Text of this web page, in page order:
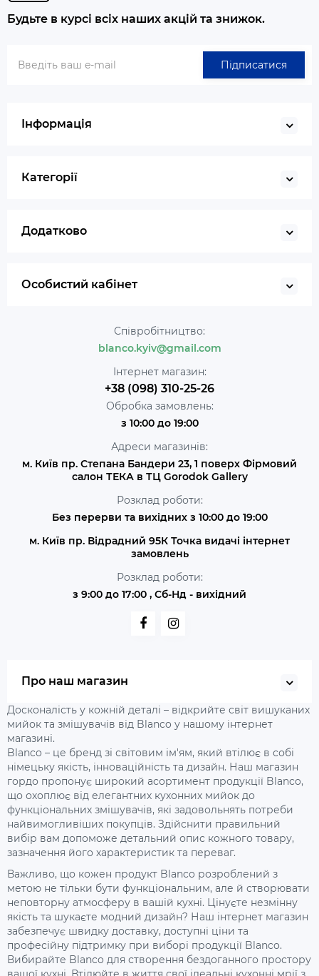
Будьте в курсі всіх наших акцій та знижок.
Підписатися
Інформація
Категорії
Додатково
Особистий кабінет
Співробітництво:
blanco.kyiv@gmail.com
Інтернет магазин:
+38 (098) 310-25-26
Обробка замовлень:
з 10:00 до 19:00
Адреси магазинів:
м. Київ пр. Степана Бандери 23, 1 поверх Фірмовий
салон ТЕКА в ТЦ Gorodok Gallery
Розклад роботи:
Без перерви та вихідних з 10:00 до 19:00
м. Київ пр. Відрадний 95К Точка видачі інтернет
замовлень
Розклад роботи:
з 9:00 до 17:00 , Сб-Нд - вихідний
Про наш магазин
Досконалість у кожній деталі – відкрийте світ вишуканих
мийок та змішувачів від Blanco у нашому інтернет
магазині.
Blanco – це бренд зі світовим ім'ям, який втілює в собі
німецьку якість, інноваційність та дизайн. Наш магазин
гордо пропонує широкий асортимент продукції Blanco,
що охоплює від елегантних кухонних мийок до
функціональних змішувачів, які задовольнять потреби
найвимогливіших покупців. Здійснити правильний
вибір вам допоможе детальний опис кожного товару,
зазначення його характеристик та переваг.
Важливо, що кожен продукт Blanco розроблений з
метою не тільки бути функціональним, але й створювати
неповторну атмосферу в вашій кухні. Цінуєте незмінну
якість та шукаєте модний дизайн? Наш інтернет магазин
забезпечує швидку доставку, доступні ціни та
професійну підтримку при виборі продукції Blanco.
Вибирайте Blanco для створення бездоганного простору